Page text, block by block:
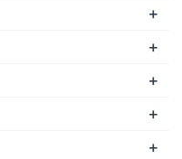
+
+
+
+
+